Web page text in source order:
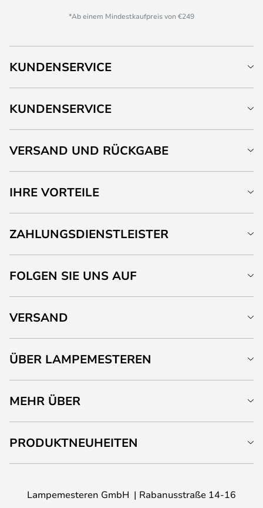
*Ab einem Mindestkaufpreis von €249
KUNDENSERVICE
KUNDENSERVICE
VERSAND UND RÜCKGABE
IHRE VORTEILE
ZAHLUNGSDIENSTLEISTER
FOLGEN SIE UNS AUF
VERSAND
ÜBER LAMPEMESTEREN
MEHR ÜBER
PRODUKTNEUHEITEN
Lampemesteren GmbH
Rabanusstraße 14-16